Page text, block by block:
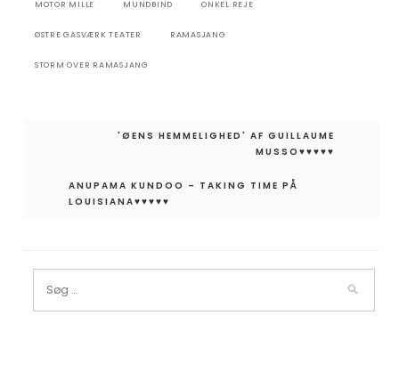
MOTOR MILLE MUNDBIND ONKEL REJE
ØSTRE GASVÆRK TEATER RAMASJANG
STORM OVER RAMASJANG
Indlægsnavigation'ØENS HEMMELIGHED' AF GUILLAUME
MUSSO♥︎♥︎♥︎♥︎♥︎
ANUPAMA KUNDOO – TAKING TIME PÅ
LOUISIANA♥︎♥︎♥︎♥︎♥︎